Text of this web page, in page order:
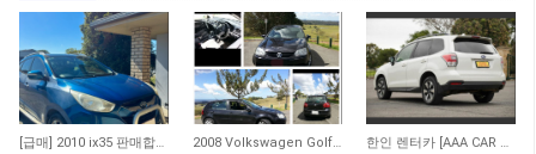
22 174 2008 Volkswagen Golf TDI Automatic 196